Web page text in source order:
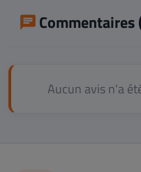
Commentaires
Aucun avis n'a